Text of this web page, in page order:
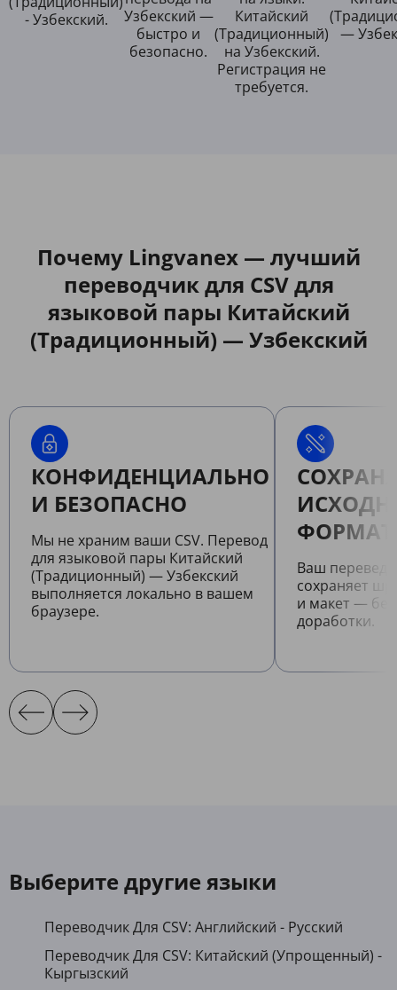
- Узбекский.
Узбекский —
быстро и
безопасно.
Китайский
(Традиционный)
на Узбекский.
Регистрация не
требуется.
—
Почему Lingvanex — лучший
переводчик для CSV для
языковой пары Китайский
(Традиционный) — Узбекский
КОНФИДЕНЦИАЛЬНО
И БЕЗОПАСНО
Мы не храним ваши CSV. Перевод
для языковой пары Китайский
(Традиционный) — Узбекский
выполняется локально в вашем
браузере.
Ваш
сохраняет
и макет —
доработки.
Выберите другие языки
Переводчик Для CSV: Английский - Русский
Переводчик Для CSV: Китайский (Упрощенный) -
Кыргызский